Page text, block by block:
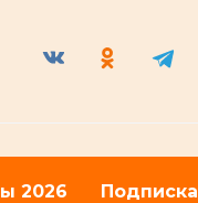
2026 Подписка